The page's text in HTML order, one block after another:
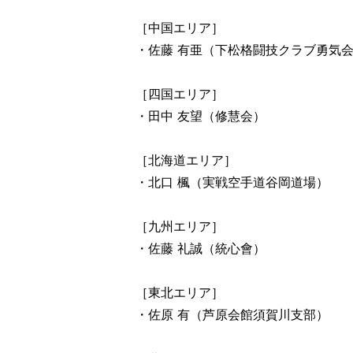
［中国エリア］
・佐藤 有亜（下松格闘技クラブ勇気
［四国エリア］
・田中 友望（修慧会）
［北海道エリア］
・北口 楓（実戦空手道谷岡道場）
［九州エリア］
・佐藤 礼誠（統心會）
［東北エリア］
・佐原 有（芦原会館須賀川支部）